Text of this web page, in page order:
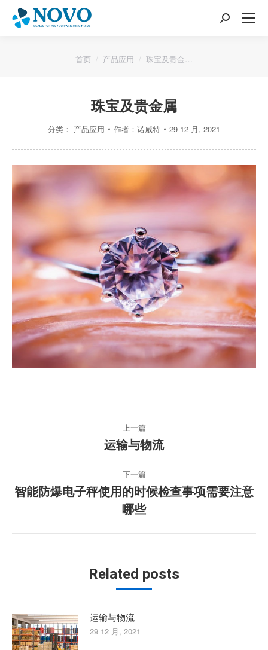
搜
您的位置：
首页 产品应用 珠宝及贵金…
珠宝及贵金属
分类： 产品应用 作者： 诺威特 29 12 月, 2021
航
上一篇
上
文
章：
运输与物流
下一篇
下
一
文
智能防爆电子秤使用的时候检查事项需要注意
哪些
Related posts
运输与物流
29 12 月, 2021